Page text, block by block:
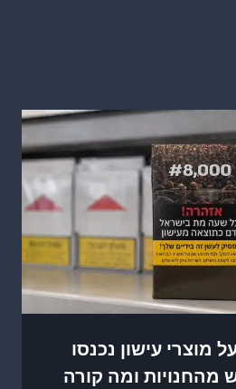
מוצרי עישון נכנסו
מהחנויות ומה קורה